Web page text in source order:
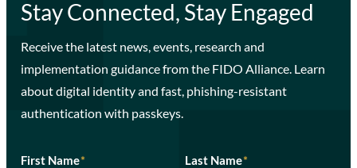
Stay Connected, Stay Engaged
Receive the latest news, events, research and
implementation guidance from the FIDO Alliance. Learn
about digital identity and fast, phishing-resistant
authentication with passkeys.
First Name* Last Name*